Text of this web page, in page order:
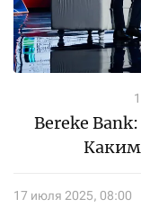
Bereke
Каким
17 июля 2025, 08:00